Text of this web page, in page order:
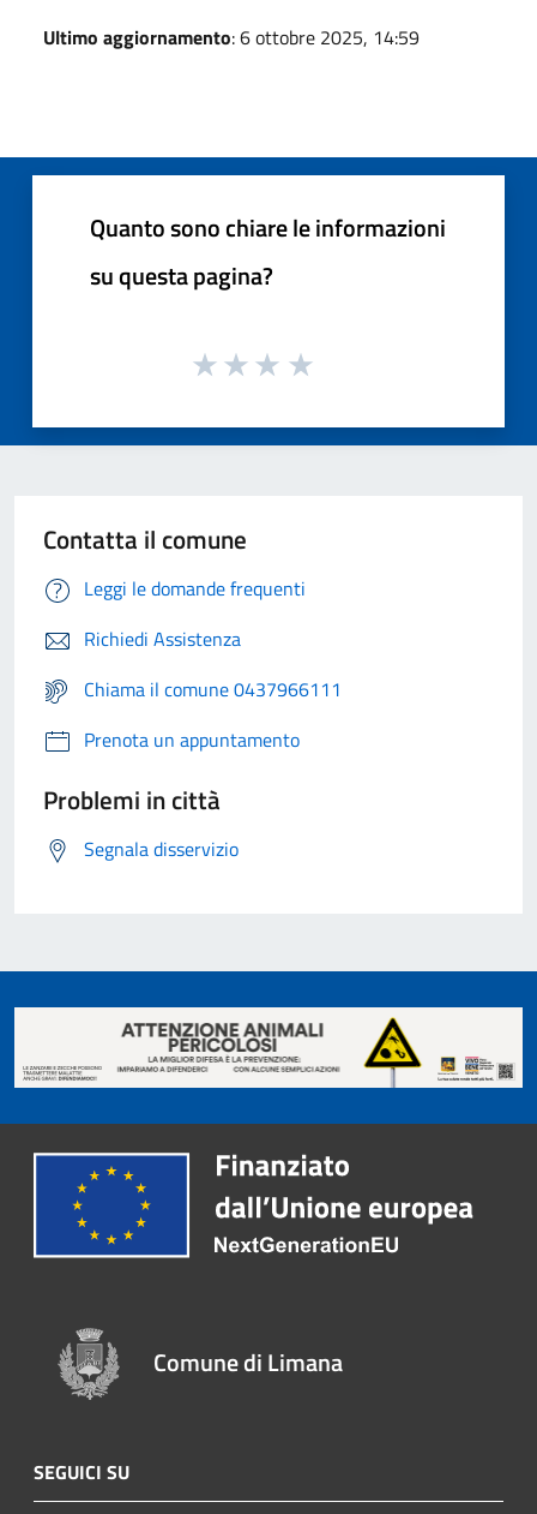
Ultimo aggiornamento: 6 ottobre 2025, 14:59
Quanto sono chiare le informazioni
su questa pagina?
Contatta il comune
Leggi le domande frequenti
Richiedi Assistenza
Chiama il comune 0437966111
Prenota un appuntamento
Problemi in città
Segnala disservizio
Comune di Limana
SEGUICI SU